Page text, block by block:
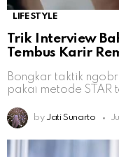
LIFESTYLE
Trik Interview
Tembus Karir
Bongkar taktik
pakai metode STAR
by Jati Sunarto